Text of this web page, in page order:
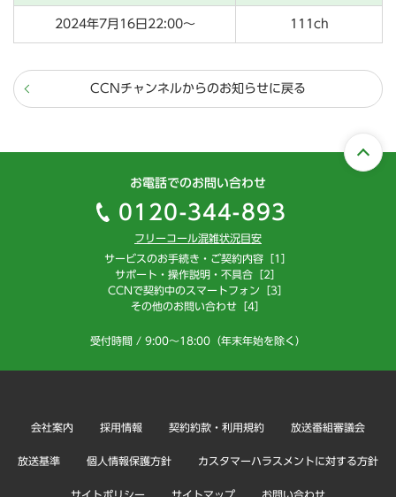
2024年7月16日22:00～ 111ch
CCNチャンネルからのお知らせに戻る
お電話でのお問い合わせ
0120-344-893
フリーコール混雑状況目安
サービスのお手続き・ご契約内容［1］
サポート・操作説明・不具合［2］
CCNで契約中のスマートフォン［3］
その他のお問い合わせ［4］
受付時間 / 9:00～18:00（年末年始を除く）
会社案内 採用情報 契約約款・利用規約 放送番組審議会
放送基準 個人情報保護方針 カスタマーハラスメントに対する方針
サイトポリシー サイトマップ お問い合わせ